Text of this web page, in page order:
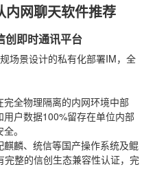
内网聊天软件推荐
创即时通讯平台
场景设计的私有化部署IM，全
完全物理隔离的内网环境中部
户数据100%留存在单位内部
。
麒麟、统信等国产操作系统及鲲
完整的信创生态兼容性认证，完